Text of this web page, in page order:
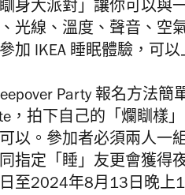
瞓身大派對」讓你可以與
光線、溫度、聲音、空
加 IKEA 睡眠體驗，可以
Party 報名方法簡
，拍下自己的「爛瞓樣
以。參加者必須兩人一
指定「睡」 友更會獲得
至2024年8月13日晚上